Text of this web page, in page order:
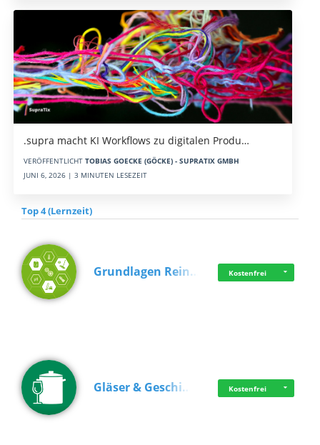
.supra macht KI Workflows zu digitalen Produ…
VERÖFFENTLICHT TOBIAS GOECKE (GÖCKE) - SUPRATIX GMBH
JUNI 6, 2026 | 3 MINUTEN LESEZEIT
Top 4 (Lernzeit)
Grundlagen Rein… Kostenfrei
Gläser & Geschi… Kostenfrei